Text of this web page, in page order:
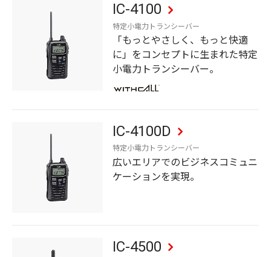
IC-4100
特定小電力トランシーバー
「もっとやさしく、もっと快適
に」をコンセプトに生まれた特定
小電力トランシーバー。
IC-4100D
特定小電力トランシーバー
広いエリアでのビジネスコミュニ
ケーションを実現。
IC-4500